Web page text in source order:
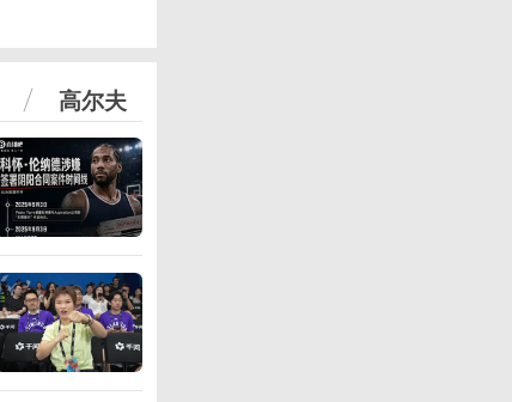
高尔夫